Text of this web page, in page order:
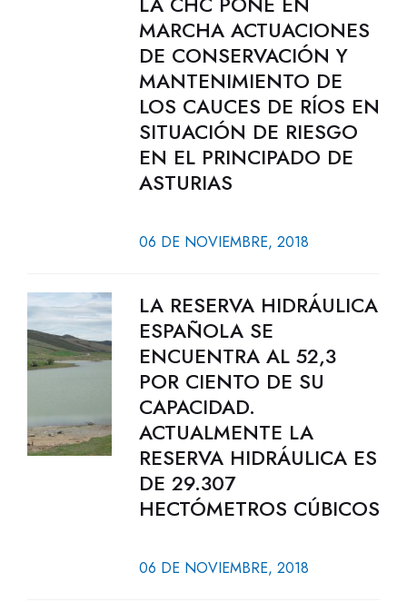
MARCHA ACTUACIONES
DE CONSERVACIÓN Y
MANTENIMIENTO DE
LOS CAUCES DE RÍOS EN
SITUACIÓN DE RIESGO
EN EL PRINCIPADO DE
ASTURIAS
06 DE NOVIEMBRE, 2018
LA RESERVA HIDRÁULICA
ESPAÑOLA SE
ENCUENTRA AL 52,3
POR CIENTO DE SU
CAPACIDAD.
ACTUALMENTE LA
RESERVA HIDRÁULICA ES
DE 29.307
HECTÓMETROS CÚBICOS
06 DE NOVIEMBRE, 2018